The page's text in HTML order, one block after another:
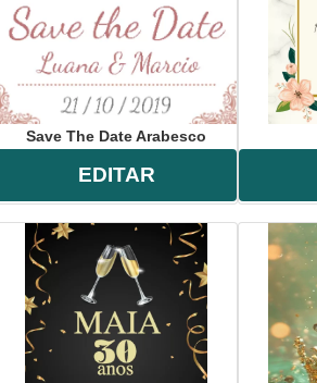
Save The Date Arabesco
EDITAR